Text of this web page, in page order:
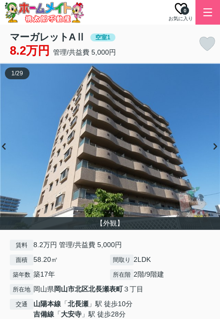
お気に入り
0
マーガレットAⅡ 空室1
8.2万円 管理/共益費 5,000円
【外観】
1/29
賃料 8.2万円 管理/共益費 5,000円
面積 58.20㎡ 間取り 2LDK
築年数 築17年 所在階 2階/9階建
所在地 岡山県岡山市北区北長瀬表町３丁目
交通 山陽本線 「北長瀬 」駅 徒歩10分
吉備線 「大安寺 」駅 徒歩28分